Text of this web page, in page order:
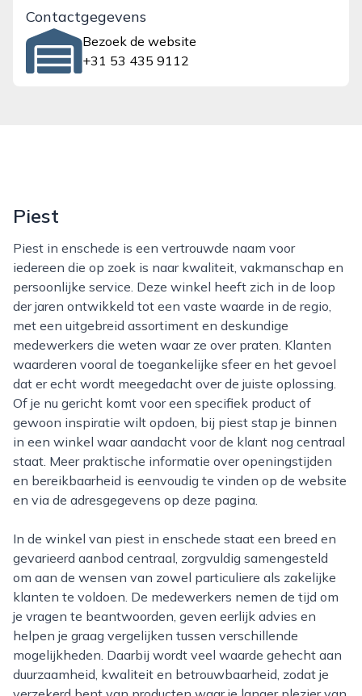
Contactgegevens
Bezoek de website
+31 53 435 9112
Piest
Piest in enschede is een vertrouwde naam voor
iedereen die op zoek is naar kwaliteit, vakmanschap en
persoonlijke service. Deze winkel heeft zich in de loop
der jaren ontwikkeld tot een vaste waarde in de regio,
met een uitgebreid assortiment en deskundige
medewerkers die weten waar ze over praten. Klanten
waarderen vooral de toegankelijke sfeer en het gevoel
dat er echt wordt meegedacht over de juiste oplossing.
Of je nu gericht komt voor een specifiek product of
gewoon inspiratie wilt opdoen, bij piest stap je binnen
in een winkel waar aandacht voor de klant nog centraal
staat. Meer praktische informatie over openingstijden
en bereikbaarheid is eenvoudig te vinden op de website
en via de adresgegevens op deze pagina.
In de winkel van piest in enschede staat een breed en
gevarieerd aanbod centraal, zorgvuldig samengesteld
om aan de wensen van zowel particuliere als zakelijke
klanten te voldoen. De medewerkers nemen de tijd om
je vragen te beantwoorden, geven eerlijk advies en
helpen je graag vergelijken tussen verschillende
mogelijkheden. Daarbij wordt veel waarde gehecht aan
duurzaamheid, kwaliteit en betrouwbaarheid, zodat je